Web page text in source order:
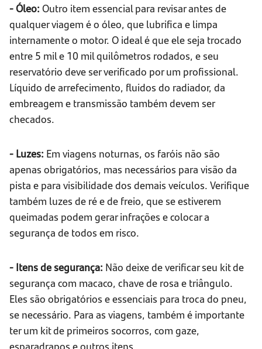
- Óleo: Outro item essencial para revisar antes de
qualquer viagem é o óleo, que lubrifica e limpa
internamente o motor. O ideal é que ele seja trocado
entre 5 mil e 10 mil quilômetros rodados, e seu
reservatório deve ser verificado por um profissional.
Líquido de arrefecimento, fluidos do radiador, da
embreagem e transmissão também devem ser
checados.
- Luzes: Em viagens noturnas, os faróis não são
apenas obrigatórios, mas necessários para visão da
pista e para visibilidade dos demais veículos. Verifique
também luzes de ré e de freio, que se estiverem
queimadas podem gerar infrações e colocar a
segurança de todos em risco.
- Itens de segurança: Não deixe de verificar seu kit de
segurança com macaco, chave de rosa e triângulo.
Eles são obrigatórios e essenciais para troca do pneu,
se necessário. Para as viagens, também é importante
ter um kit de primeiros socorros, com gaze,
esparadrapos e outros itens.